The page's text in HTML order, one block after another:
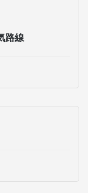
路線